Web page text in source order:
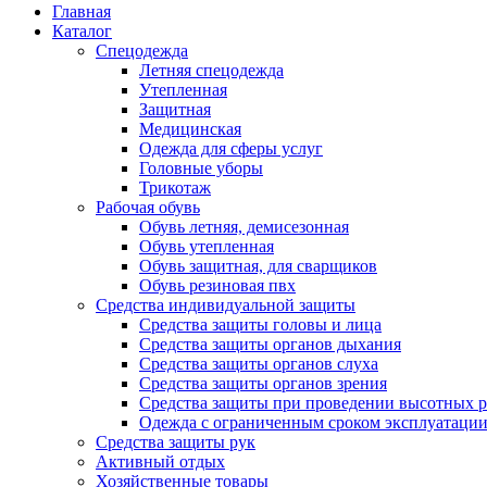
Главная
Каталог
Спецодежда
Летняя спецодежда
Утепленная
Защитная
Медицинская
Одежда для сферы услуг
Головные уборы
Трикотаж
Рабочая обувь
Обувь летняя, демисезонная
Обувь утепленная
Обувь защитная, для сварщиков
Обувь резиновая пвх
Средства индивидуальной защиты
Средства защиты головы и лица
Средства защиты органов дыхания
Средства защиты органов слуха
Средства защиты органов зрения
Средства защиты при проведении высотных
Одежда с ограниченным сроком эксплуатации
Средства защиты рук
Активный отдых
Хозяйственные товары